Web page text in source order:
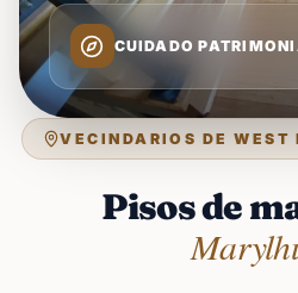
VECINDARIOS DE
Pisos de
CUIDADO